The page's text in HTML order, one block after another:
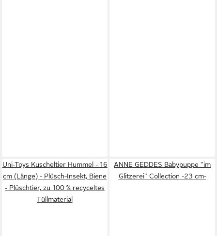
Uni-Toys Kuscheltier Hummel - 16
cm (Länge) - Plüsch-Insekt, Biene
- Plüschtier, zu 100 % recyceltes
Füllmaterial
ANNE GEDDES Babypuppe "im
Glitzerei" Collection -23 cm-